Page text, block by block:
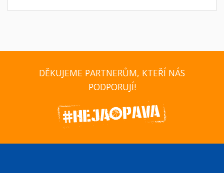
DĚKUJEME PARTNERŮM, KTEŘÍ NÁS
PODPORUJÍ!